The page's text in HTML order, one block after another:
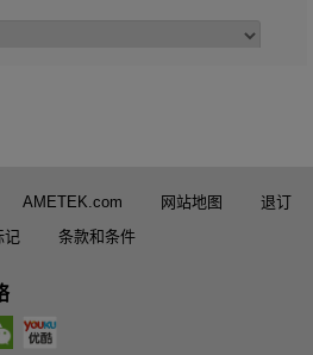
AMETEK.com 网站地图
退订
记
条款和条件